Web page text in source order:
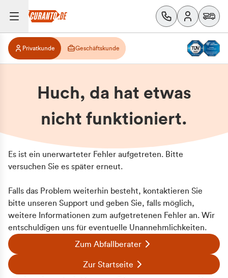
Privatkunde Geschäftskunde
Huch, da hat etwas
nicht funktioniert.
Es ist ein unerwarteter Fehler aufgetreten. Bitte
versuchen Sie es später erneut.
Falls das Problem weiterhin besteht, kontaktieren Sie
bitte unseren Support und geben Sie, falls möglich,
weitere Informationen zum aufgetretenen Fehler an. Wir
entschuldigen uns für eventuelle Unannehmlichkeiten.
Zum Abfallberater
Zur Startseite